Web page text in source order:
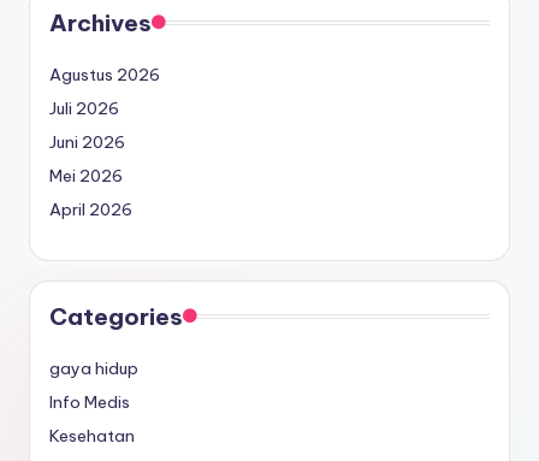
Archives
Agustus 2026
Juli 2026
Juni 2026
Mei 2026
April 2026
Categories
gaya hidup
Info Medis
Kesehatan